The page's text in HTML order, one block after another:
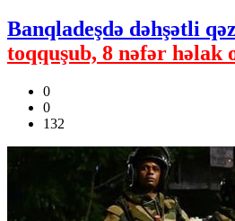
Banqladeşdə dəhşətli
toqquşub, 8 nəfər həlak
0
0
132